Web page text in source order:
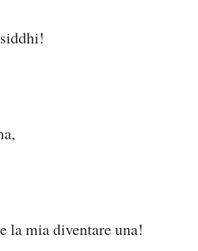
la mia diventare una!